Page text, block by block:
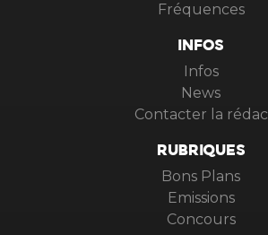
Fréquences
INFOS
Infos
News
Contacter la rédac
RUBRIQUES
Bons Plans
Emissions
Concours